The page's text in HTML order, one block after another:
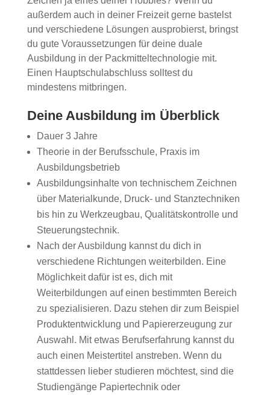
außerdem auch in deiner Freizeit gerne bastelst
und verschiedene Lösungen ausprobierst, bringst
du gute Voraussetzungen für deine duale
Ausbildung in der Packmitteltechnologie mit.
Einen Hauptschulabschluss solltest du
mindestens mitbringen.
Deine Ausbildung im Überblick
Dauer 3 Jahre
Theorie in der Berufsschule, Praxis im
Ausbildungsbetrieb
Ausbildungsinhalte von technischem Zeichnen
über Materialkunde, Druck- und Stanztechniken
bis hin zu Werkzeugbau, Qualitätskontrolle und
Steuerungstechnik.
Nach der Ausbildung kannst du dich in
verschiedene Richtungen weiterbilden. Eine
Möglichkeit dafür ist es, dich mit
Weiterbildungen auf einen bestimmten Bereich
zu spezialisieren. Dazu stehen dir zum Beispiel
Produktentwicklung und Papiererzeugung zur
Auswahl. Mit etwas Berufserfahrung kannst du
auch einen Meistertitel anstreben. Wenn du
stattdessen lieber studieren möchtest, sind die
Studiengänge Papiertechnik oder